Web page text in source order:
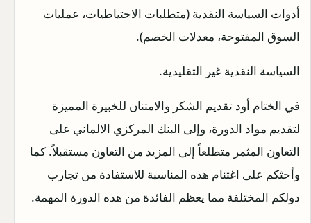
أدوات السياسة النقدية (متطلبات الاحتياطيات، عمليات
السوق المفتوحة، معدلات الخصم).
السياسة النقدية غير التقليدية.
في الختام أود تقديم الشكر والامتنان للخبيرة المميزة
لتقديم مواد الدورة، وإلى البنك المركزي الالماني على
التعاون المثمر متطلعاً إلى المزيد من التعاون مستقبلاً. كما
وأحثكم على اغتنام هذه المناسبة للاستفادة من تجارب
دولكم المختلفة مما يعظم الفائدة من هذه الدورة المهمة.